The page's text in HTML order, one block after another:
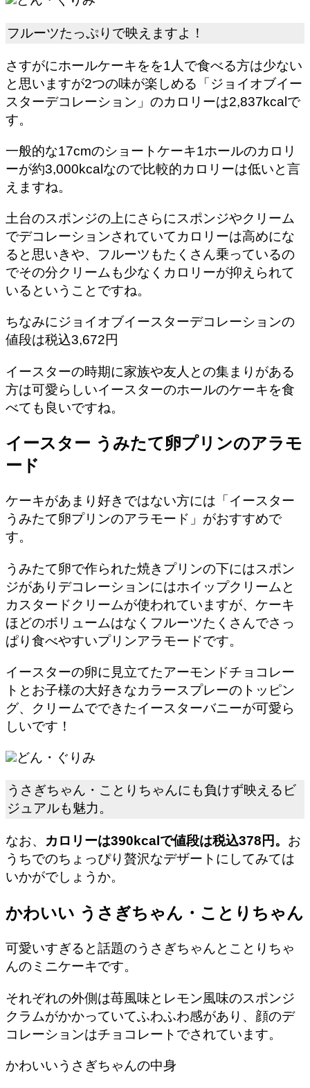
フルーツたっぷりで映えますよ！
さすがにホールケーキをを1人で食べる方は少ない
と思いますが2つの味が楽しめる 「ジョイオブイー
スターデコレーション」のカロリーは2,837kcalで
す。
一般的な17cmのショートケーキ1ホールのカロリ
ーが約3,000kcalなので比較的カロリーは低いと言
えますね。
土台のスポンジの上にさらにスポンジやクリーム
でデコレーションされていてカロリーは高めにな
ると思いきや、フルーツもたくさん乗っているの
でその分クリームも少なくカロリーが抑えられて
いるということですね。
ちなみにジョイオブイースターデコレーションの
値段は税込3,672円
イースターの時期に家族や友人との集まりがある
方は可愛らしいイースターのホールのケーキを食
べても良いですね。
イースター うみたて卵プリンのアラモ
ード
ケーキがあまり好きではない方には「イースター
うみたて卵プリンのアラモード」がおすすめで
す。
うみたて卵で作られた焼きプリンの下にはスポン
ジがありデコレーションにはホイップクリームと
カスタードクリームが使われていますが、ケーキ
ほどのボリュームはなくフルーツたくさんでさっ
ぱり食べやすいプリンアラモードです。
イースターの卵に見立てたアーモンドチョコレー
トとお子様の大好きなカラースプレーのトッピン
グ、クリームでできたイースターバニーが可愛ら
しいです！
どん・ぐりみ
うさぎちゃん・ことりちゃんにも負けず映えるビ
ジュアルも魅力。
なお、 カロリーは390kcalで値段は税込378円。 お
うちでのちょっぴり贅沢なデザートにしてみては
いかがでしょうか。
かわいい うさぎちゃん・ことりちゃん
可愛いすぎると話題のうさぎちゃんとことりちゃ
んのミニケーキです。
それぞれの外側は苺風味とレモン風味のスポンジ
クラムがかかっていてふわふわ感があり、顔のデ
コレーションはチョコレートでされています。
かわいいうさぎちゃんの中身